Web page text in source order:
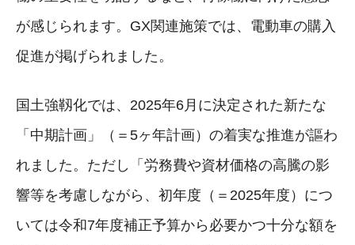
が感じられます。GX関連施策では、電動車の購入
促進が掲げられました。
国土強靱化では、2025年6月に決定された新たな
「中期計画」（＝5ヶ年計画）の着実な推進が謳わ
れました。ただし「労務費や資材価格の高騰の影
響等を考慮しながら、初年度（＝2025年度）につ
いては令和7年度補正予算から必要かつ十分な額を